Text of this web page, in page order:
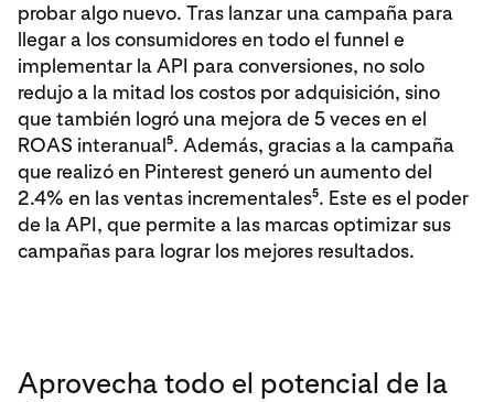
probar algo nuevo. Tras lanzar una campaña para
llegar a los consumidores en todo el funnel e
implementar la API para conversiones, no solo
redujo a la mitad los costos por adquisición, sino
que también logró una mejora de 5 veces en el
ROAS interanual5. Además, gracias a la campaña
que realizó en Pinterest generó un aumento del
2.4% en las ventas incrementales5. Este es el poder
de la API, que permite a las marcas optimizar sus
campañas para lograr los mejores resultados.
Aprovecha todo el potencial de la